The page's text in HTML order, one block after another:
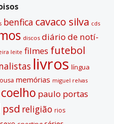
benfica cavaco silva cds
discos diário de notí­
leite filmes futebol
livros lí­ngua
memórias miguel relvas
paulo portas
psd religião rios